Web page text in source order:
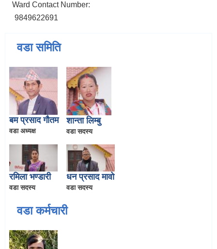
Ward Contact Number:
9849622691
वडा समिति
बम प्रसाद गौतम
वडा अध्यक्ष
शान्ता लिम्बु
वडा सदस्य
रमिला भण्डारी
वडा सदस्य
धन प्रसाद मावो
वडा सदस्य
वडा कर्मचारी